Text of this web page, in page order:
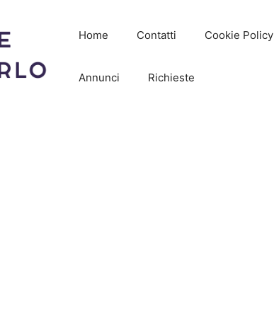
Home Contatti Cookie Policy
Annunci Richieste